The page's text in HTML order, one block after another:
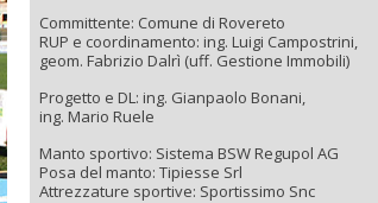
Committente: Comune di Rovereto
RUP e coordinamento: ing. Luigi Campostrini,
geom. Fabrizio Dalrì (uff. Gestione Immobili)
Progetto e DL: ing. Gianpaolo Bonani,
ing. Mario Ruele
Manto sportivo: Sistema BSW Regupol AG
Posa del manto: Tipiesse Srl
Attrezzature sportive: Sportissimo Snc